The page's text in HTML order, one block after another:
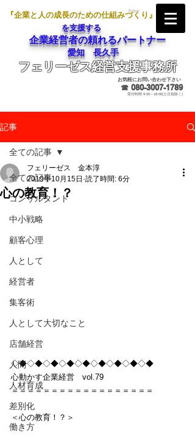
『企業と人の成長のための仕組みづくり』
を支援する
企業経営者の頼れるパートナー
愛知 長久手
フェリーゼス経営支援事務所
お気軽にお問い合わせ下さい
☎ 080-3007-1789
受付時間 9:00～18:00(土日祝除く)
記事
全ての記事
コンサルタント
中小戦略
顧客心理
人として
経営者
集客術
人として大切なこと
店舗経営
人間
人材育成
差別化
働き方
全ての記事
心の教育！？
フェリーゼス 金本淳
2019年10月15日 読了時間: 6分
◇◆◇◆◇◆◇◆◇◆◇◆◇◆◇◆◇◆
心動かす企業経営　vol.79
＝＝＝＝＝＝＝＝＝＝＝＝＝＝＝＝＝＝
＜心の教育！？＞